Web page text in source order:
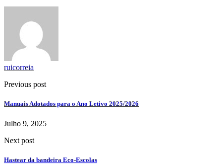
ruicorreia
Previous post
Manuais Adotados para o Ano Letivo 2025/2026
Julho 9, 2025
Next post
Hastear da bandeira Eco-Escolas